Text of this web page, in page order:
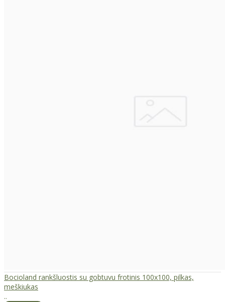
Bocioland rankšluostis su gobtuvu frotinis 100x100, pilkas,
meškiukas
..